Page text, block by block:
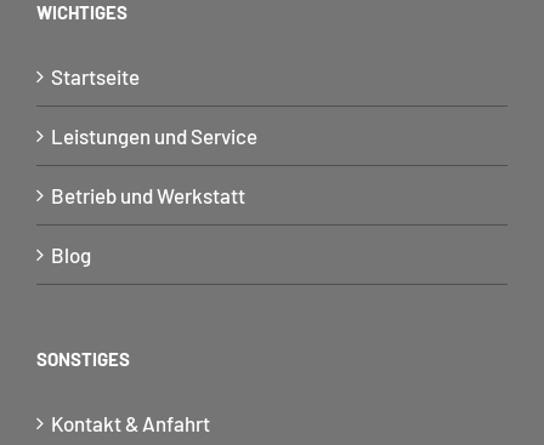
WICHTIGES
Startseite
Leistungen und Service
Betrieb und Werkstatt
Blog
SONSTIGES
Kontakt & Anfahrt